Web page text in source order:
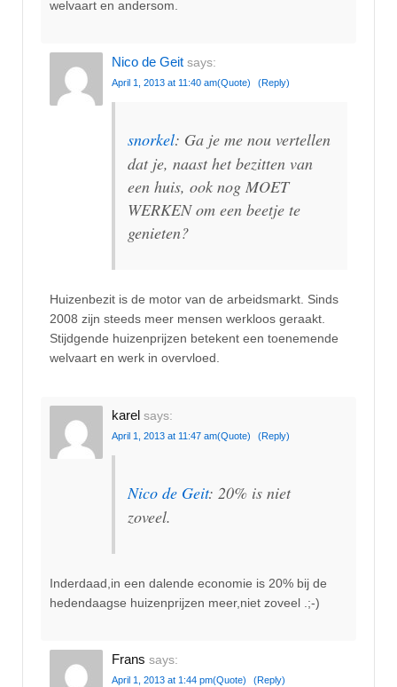
welvaart en andersom.
Nico de Geit says:
April 1, 2013 at 11:40 am(Quote) (Reply)
snorkel: Ga je me nou vertellen
dat je, naast het bezitten van
een huis, ook nog MOET
WERKEN om een beetje te
genieten?
Huizenbezit is de motor van de arbeidsmarkt. Sinds
2008 zijn steeds meer mensen werkloos geraakt.
Stijdgende huizenprijzen betekent een toenemende
welvaart en werk in overvloed.
karel says:
April 1, 2013 at 11:47 am(Quote) (Reply)
Nico de Geit: 20% is niet
zoveel.
Inderdaad,in een dalende economie is 20% bij de
hedendaagse huizenprijzen meer,niet zoveel .;-)
Frans says:
April 1, 2013 at 1:44 pm(Quote) (Reply)